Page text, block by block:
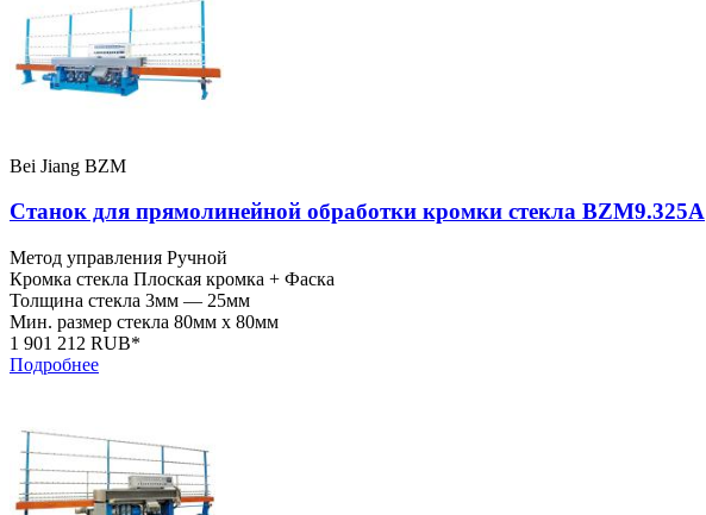
Bei Jiang BZM
Станок для прямолинейной обработки кромки стекла BZM9.325A
Метод управления Ручной
Кромка стекла Плоская кромка + Фаска
Толщина стекла 3мм — 25мм
Мин. размер стекла 80мм x 80мм
1 901 212 RUB*
Подробнее